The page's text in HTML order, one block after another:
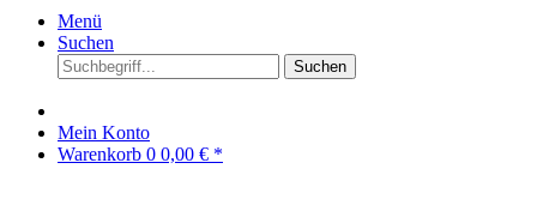
Menü
Suchen
Suchen
Mein Konto
Warenkorb 0 0,00 € *